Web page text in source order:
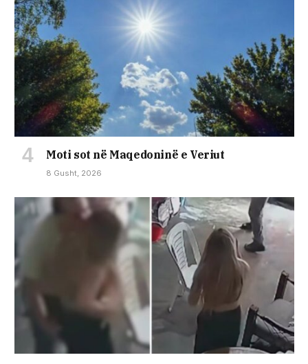
Moti sot në Maqedoninë e Veriut
8 Gusht, 2026